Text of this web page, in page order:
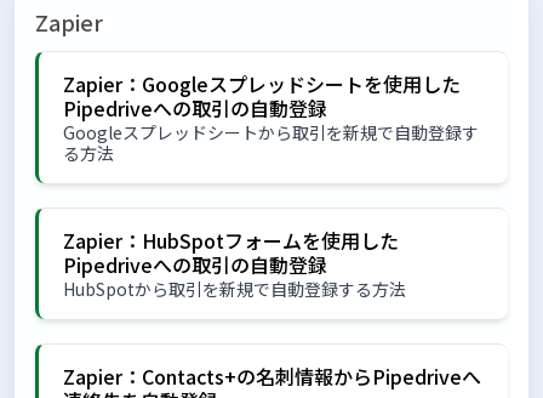
Zapier
Zapier：Googleスプレッドシートを使用した
Pipedriveへの取引の自動登録
Googleスプレッドシートから取引を新規で自動登録す
る方法
Zapier：HubSpotフォームを使用した
Pipedriveへの取引の自動登録
HubSpotから取引を新規で自動登録する方法
Zapier：Contacts+の名刺情報からPipedriveへ